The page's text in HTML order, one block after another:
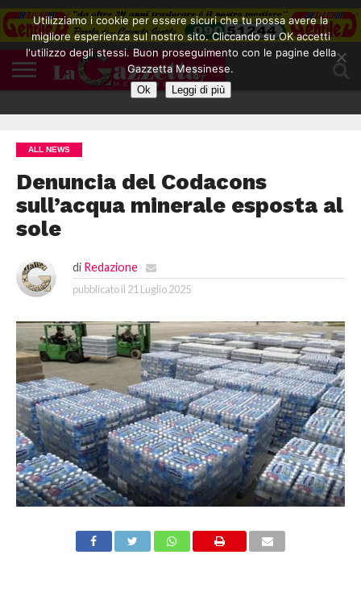
CONTATTI
COOKIE
POLICY
DIVENTA
BLOGGER
HOME
NOTE
LEGALI
ALL NEWS
Denuncia del Codacons
sull’acqua minerale esposta al
sole
di Redazione
pubblicato il 21 Luglio 2025
Utilizziamo i cookie per essere sicuri che tu possa avere la
migliore esperienza sul nostro sito. Cliccando su OK accetti
l'utilizzo degli stessi. Buon proseguimento con le pagine della
Gazzetta Messinese.
Ok Leggi di più